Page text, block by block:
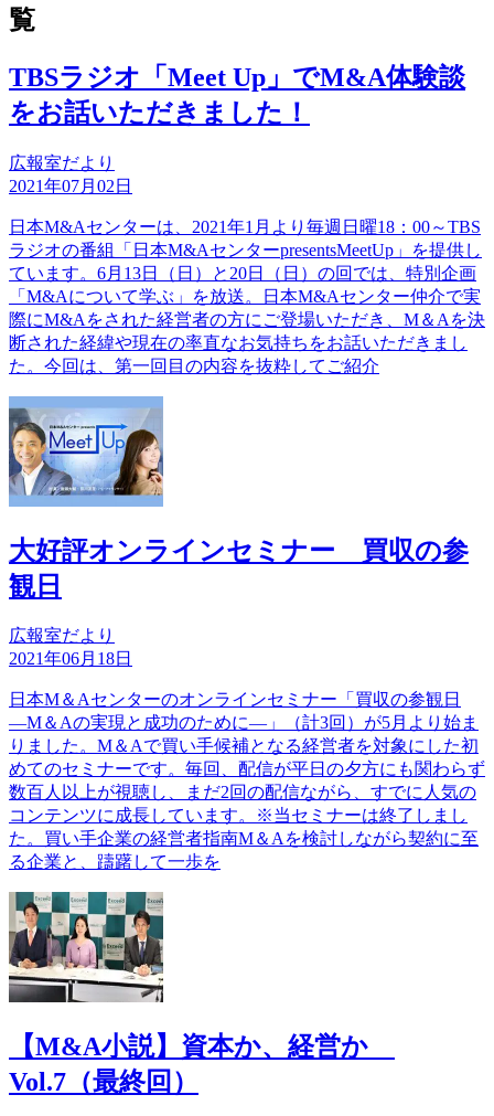
覧
TBSラジオ「Meet Up」でM&A体験談
をお話いただきました！
広報室だより
2021年07月02日
日本M&Aセンターは、2021年1月より毎週日曜18：00～TBS
ラジオの番組「日本M&AセンターpresentsMeetUp」を提供し
ています。6月13日（日）と20日（日）の回では、特別企画
「M&Aについて学ぶ」を放送。日本M&Aセンター仲介で実
際にM&Aをされた経営者の方にご登場いただき、M＆Aを決
断された経緯や現在の率直なお気持ちをお話いただきまし
た。今回は、第一回目の内容を抜粋してご紹介
大好評オンラインセミナー 買収の参
観日
広報室だより
2021年06月18日
日本M＆Aセンターのオンラインセミナー「買収の参観日
―M＆Aの実現と成功のために―」（計3回）が5月より始ま
りました。M＆Aで買い手候補となる経営者を対象にした初
めてのセミナーです。毎回、配信が平日の夕方にも関わらず
数百人以上が視聴し、まだ2回の配信ながら、すでに人気の
コンテンツに成長しています。※当セミナーは終了しまし
た。買い手企業の経営者指南M＆Aを検討しながら契約に至
る企業と、躊躇して一歩を
【M&A小説】資本か、経営か
Vol.7（最終回）